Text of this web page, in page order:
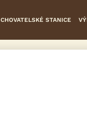
CHOVATELSKÉ STANICE